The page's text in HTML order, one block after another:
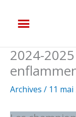
2024-
Archives / 11 mai